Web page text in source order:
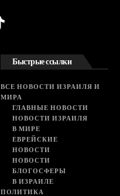
Быстрые ссылки
ВСЕ НОВОСТИ ИЗРАИЛЯ И
МИРА
ГЛАВНЫЕ НОВОСТИ
НОВОСТИ ИЗРАИЛЯ
В МИРЕ
ЕВРЕЙСКИЕ
НОВОСТИ
НОВОСТИ
БЛОГОСФЕРЫ
В ИЗРАИЛЕ
ПОЛИТИКА